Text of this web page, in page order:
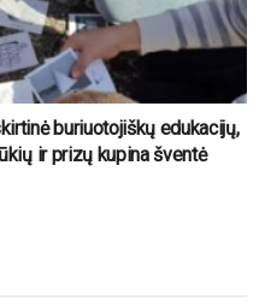
buriuotojiškų edukacijų,
ir prizų kupina šventė